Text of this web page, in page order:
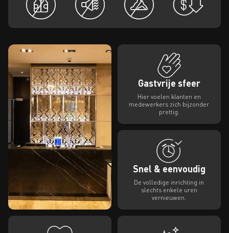
Gastvrije sfeer
Hier voelen klanten en
medewerkers zich bijzonder
prettig.
Snel & eenvoudig
De volledige inrichting in
slechts enkele uren
vernieuwen.